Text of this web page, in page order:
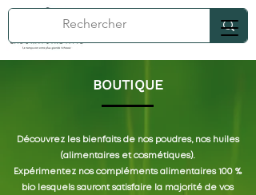
BOUTIQUE
Découvrez les bienfaits de nos poudres, nos huiles
(alimentaires et cosmétiques).
Expérimentez nos compléments alimentaires 100 %
bio lesquels sauront satisfaire la majorité de vos